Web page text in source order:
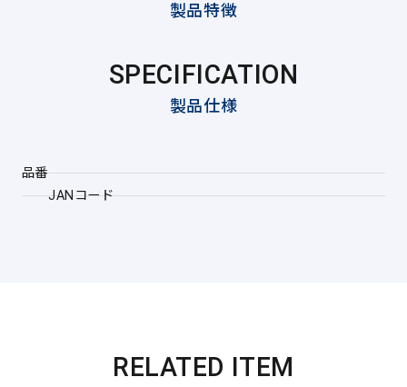
製品特徴
SPECIFICATION
製品仕様
品番
JANコード
RELATED ITEM